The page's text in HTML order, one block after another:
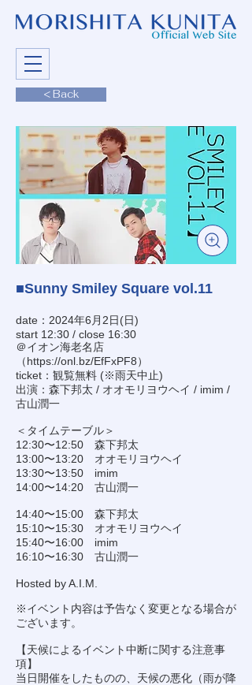
< Back
■Sunny Smiley Square vol.11
date：2024年6月2日(日)
start 12:30 / close 16:30
＠イオン海老名店
（https://onl.bz/EfFxPF8）
ticket：観覧無料 (※雨天中止)
出演：森下邦太 / オオモリヨウヘイ / imim /
古山潤一
＜タイムテーブル＞
12:30〜12:50 森下邦太
13:00〜13:20 オオモリヨウヘイ
13:30〜13:50 imim
14:00〜14:20 古山潤一
14:40〜15:00 森下邦太
15:10〜15:30 オオモリヨウヘイ
15:40〜16:00 imim
16:10〜16:30 古山潤一
Hosted by A.I.M.
※イベント内容は予告なく変更となる場合が
ございます。
【天候によるイベント中断に関する注意事
項】
当日開催をしたものの、天候の悪化（雨が降